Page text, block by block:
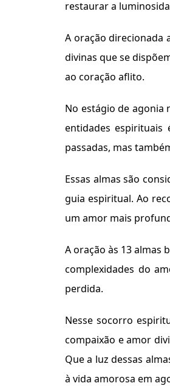
restaurar a
A oração direcionada
divinas que se
ao coração aflito.
No estágio de agonia
entidades espirituais
passadas, mas
Essas almas são
guia espiritual. Ao
um amor mais
A oração às 13 almas
complexidades do
perdida.
Nesse socorro
compaixão e amor
Que a luz dessas
à vida amorosa em